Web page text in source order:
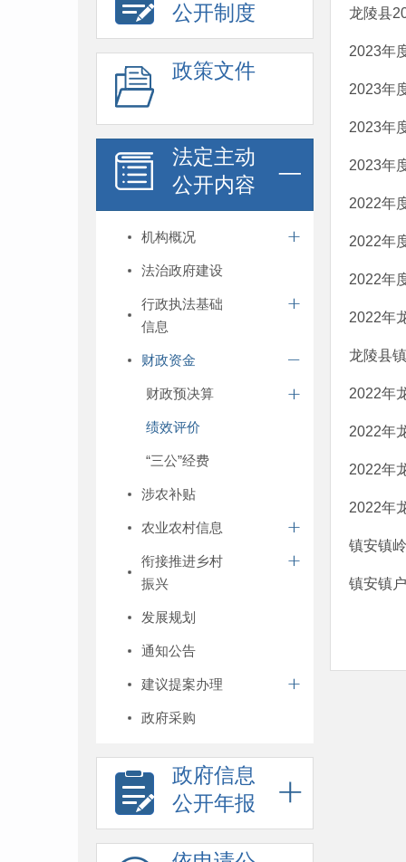
公开制度
政策文件
法定主动
公开内容
机构概况
法治政府建设
行政执法基础
信息
财政资金
财政预决算
绩效评价
“三公”经费
涉农补贴
农业农村信息
衔接推进乡村
振兴
发展规划
通知公告
建议提案办理
政府采购
政府信息
公开年报
龙陵县
2023年
2023年
2023年
2023年
2022年
2022年
2022年
2022年
龙陵县
2022年
2022年
2022年
2022年
镇安镇
镇安镇